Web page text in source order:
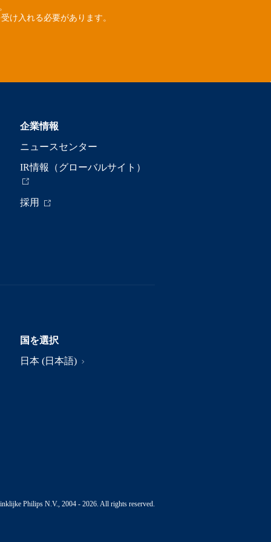
け入れる必要があります。
企業情報
ニュースセンター
IR情報（グローバルサイト）
採用
国を選択
日本 (日本語)
Philips N.V., 2004 - 2026. All rights reserved.